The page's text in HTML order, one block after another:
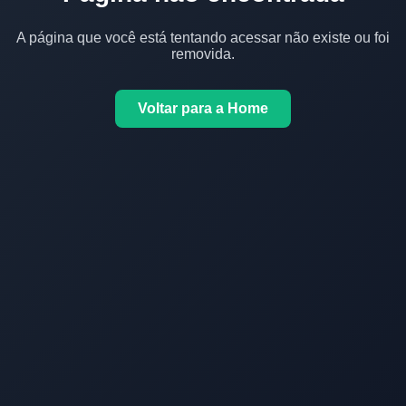
A página que você está tentando acessar não existe ou foi
removida.
Voltar para a Home